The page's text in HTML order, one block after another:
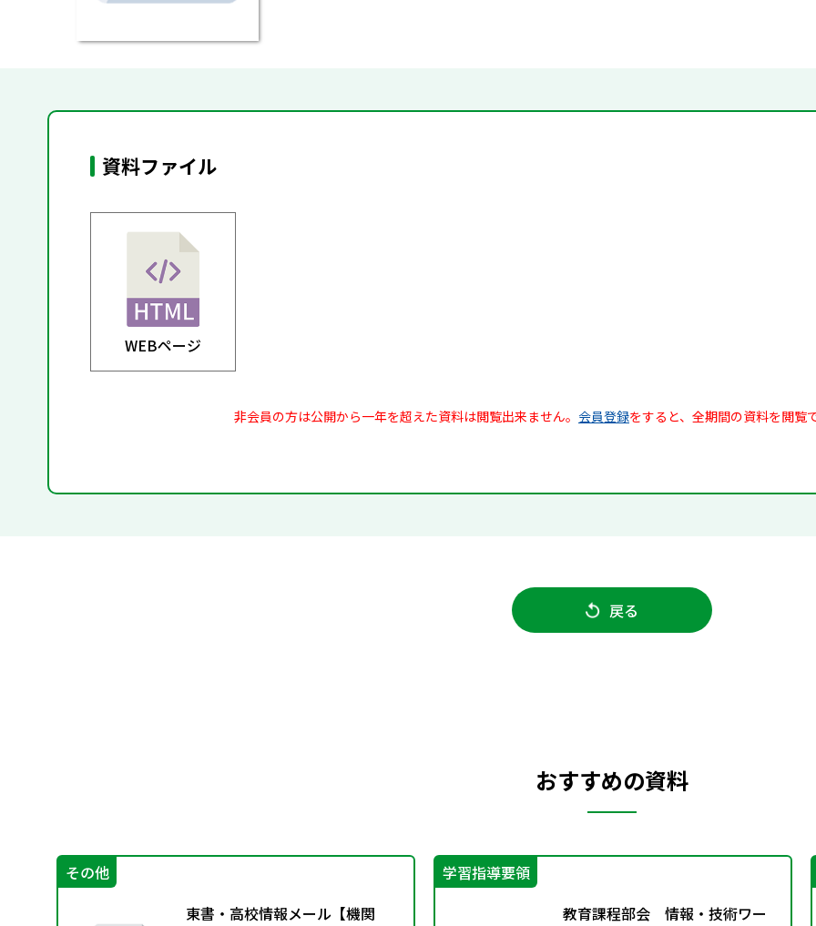
資料ファイル
WEBページ
非会員の方は公開から一年を超えた資料は閲覧出来ません。 会員登録をすると、全期間の資料を閲覧
戻る
おすすめの資料
その他
東書・高校情報メール【機関
学習指導要領
教育課程部会 情報・技術ワー